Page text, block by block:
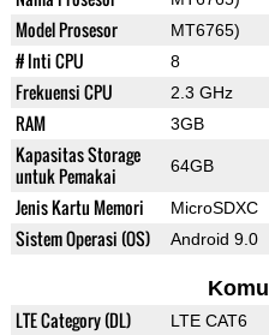
Model Prosesor MT6765)
# Inti CPU 8
Frekuensi CPU 2.3 GHz
RAM 3GB
Kapasitas Storage
untuk Pemakai
64GB
Jenis Kartu Memori MicroSDXC
Sistem Operasi (OS) Android 9.0
LTE Category (DL) LTE CAT6